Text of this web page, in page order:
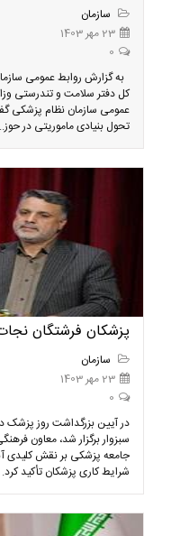
سازمان
23 مهر 1403
0
به گزارش روابط عمومی
کل دفتر سلامت و تندرستی
عمومی سازمان نظام پزشکی
تحول بنیادی ماموریتی در
پزشکان فرشتگان
سازمان
23 مهر 1403
0
در آیین بزرگداشت روز پزشک
سبزوار برگزار شد، معاون
جامعه پزشکی بر نقش کلیدی
شرایط کاری پزشکان تأکید